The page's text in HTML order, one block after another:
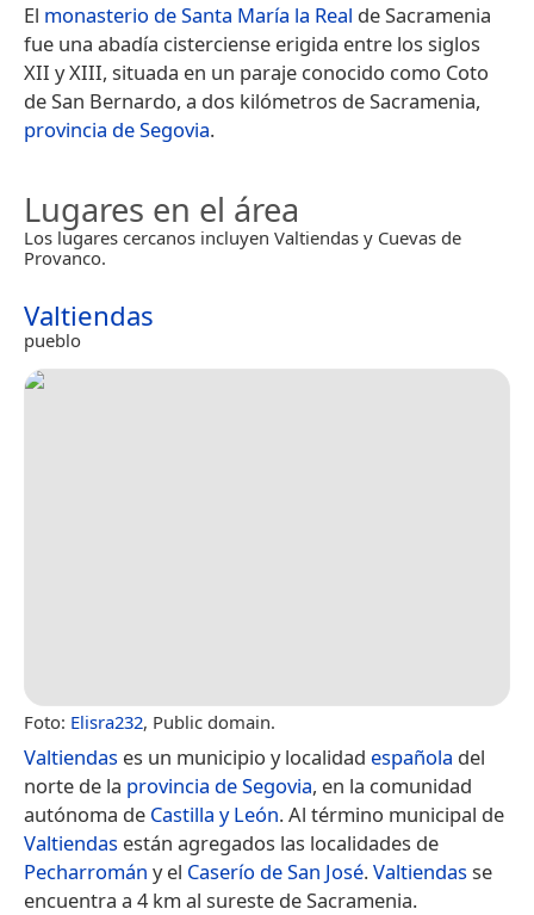
El monasterio de Santa María la Real de Sacramenia
fue una abadía cisterciense erigida entre los siglos
XII y XIII, situada en un paraje conocido como Coto
de San Bernardo, a dos kilómetros de Sacramenia,
provincia de Segovia.
Lugares en el área
Los lugares cercanos incluyen Valtiendas y Cuevas de
Provanco.
Valtiendas
pueblo
Foto: Elisra232, Public domain.
Valtiendas es un municipio y localidad española del
norte de la provincia de Segovia, en la comunidad
autónoma de Castilla y León. Al término municipal de
Valtiendas están agregados las localidades de
Pecharromán y el Caserío de San José.Valtiendasse
encuentra a 4 km al sureste de Sacramenia.